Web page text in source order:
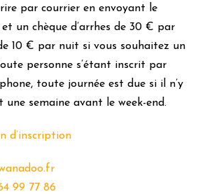
par courrier en envoyant le
un chèque d’arrhes de 30 € par
10 € par nuit si vous souhaitez un
personne s’étant inscrit par
toute journée est due si il n’y
une semaine avant le week-end.
d’inscription
99 77 86